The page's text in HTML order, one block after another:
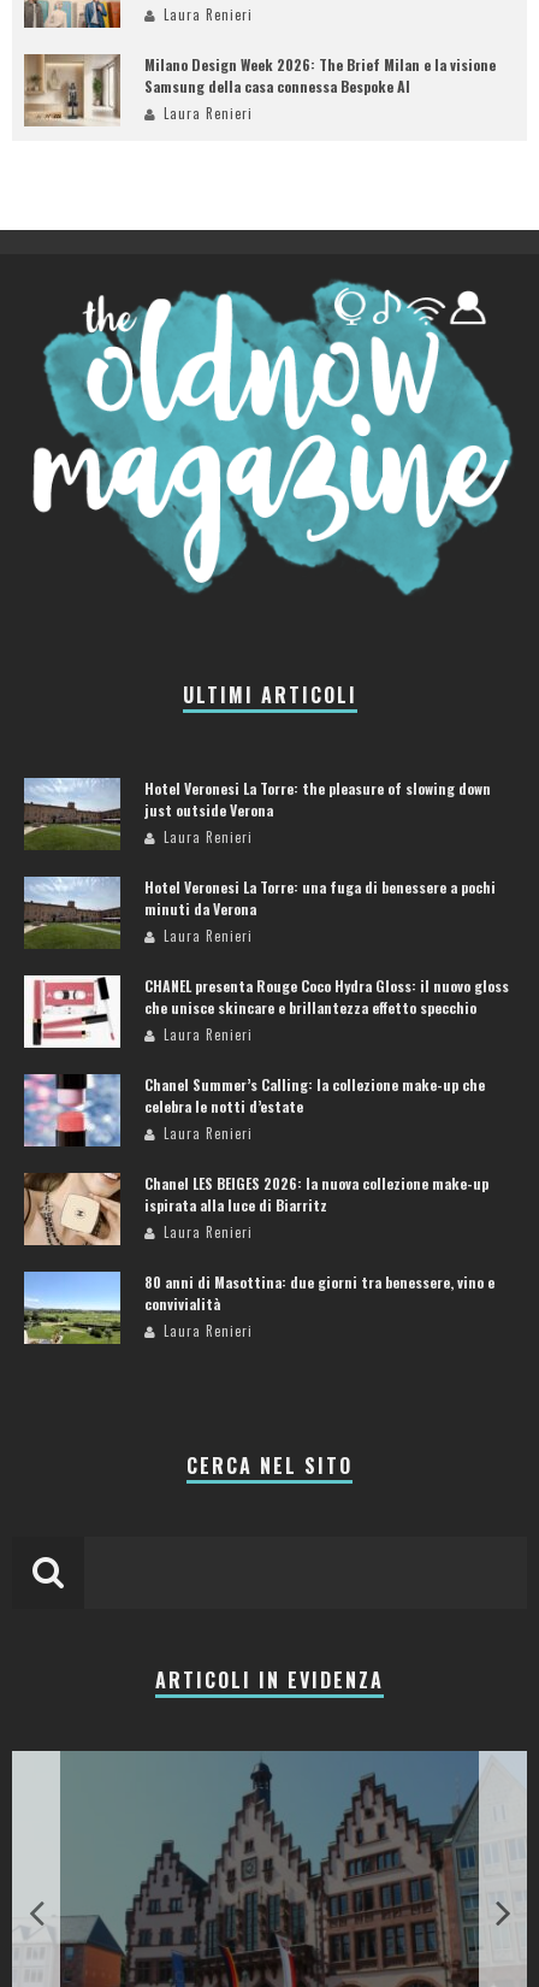
Laura Renieri
Milano Design Week 2026: The Brief Milan e la visione
Samsung della casa connessa Bespoke AI
Laura Renieri
ULTIMI ARTICOLI
Hotel Veronesi La Torre: the pleasure of slowing down
just outside Verona
Laura Renieri
Hotel Veronesi La Torre: una fuga di benessere a pochi
minuti da Verona
Laura Renieri
CHANEL presenta Rouge Coco Hydra Gloss: il nuovo gloss
che unisce skincare e brillantezza effetto specchio
Laura Renieri
Chanel Summer’s Calling: la collezione make-up che
celebra le notti d’estate
Laura Renieri
Chanel LES BEIGES 2026: la nuova collezione make-up
ispirata alla luce di Biarritz
Laura Renieri
80 anni di Masottina: due giorni tra benessere, vino e
convivialità
Laura Renieri
CERCA NEL SITO
ARTICOLI IN EVIDENZA
LA COLLINA DEI CILIEGI: RESORT, CANTINA E RISTORANTI TRA LE